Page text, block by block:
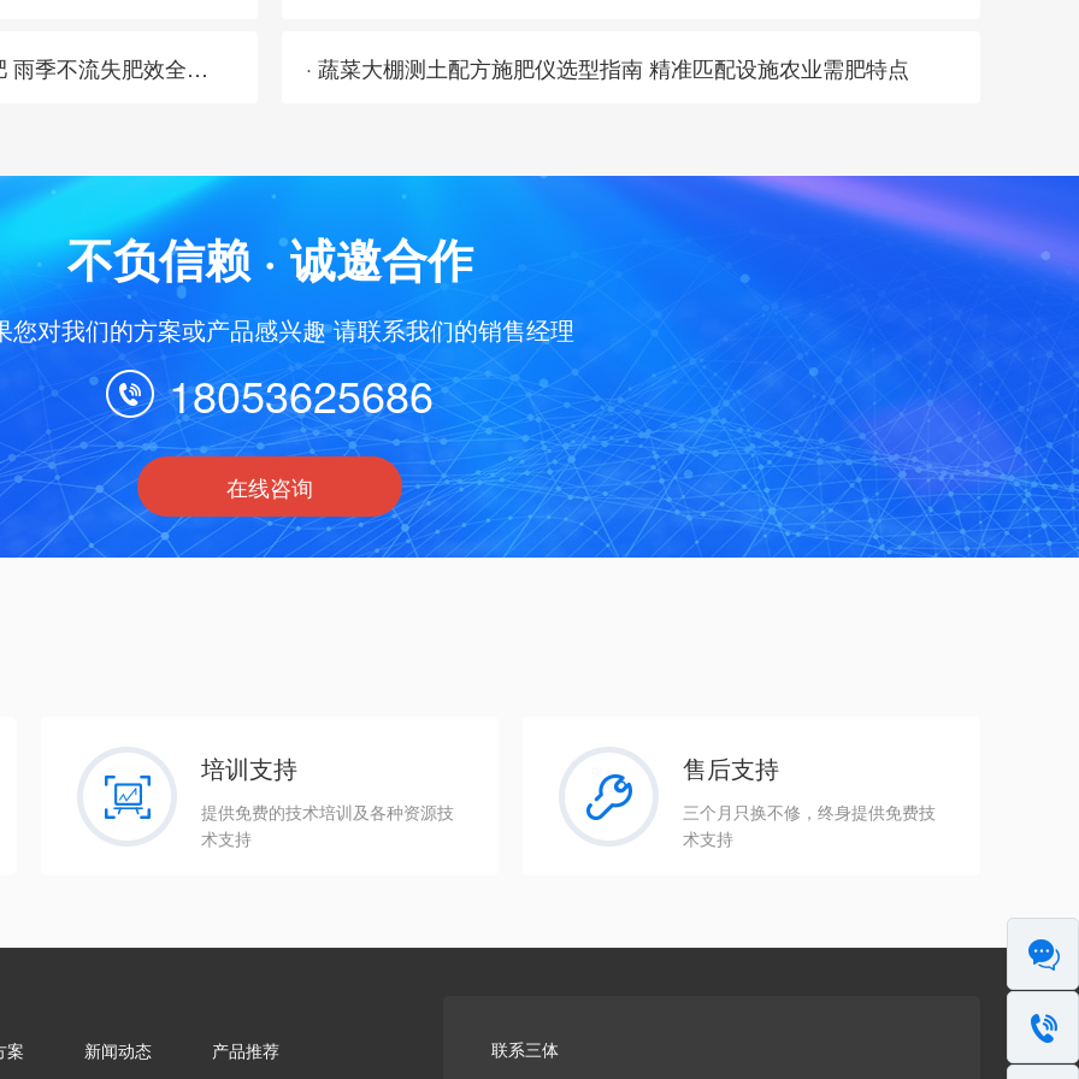
· 不用跟风追肥：土壤养分速测仪看数据补肥 雨季不流失肥效全留住 · 蔬菜大棚测土配方施肥仪选型指南 精准匹配设施农业需肥特点
不负信赖 · 诚邀合作
您对我们的方案或产品感兴趣 请联系我们的销售经理
18053625686
在线咨询
培训支持
提供免费的技术培训及各种资源技
术支持
售后支持
三个月只换不修，终身提供免费技
术支持
案
新闻动态
产品推荐
联系三体